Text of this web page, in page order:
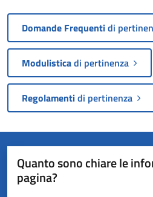
Domande Frequentidi
Modulisticadi pertinenza
Regolamentidi pertinenza
Quanto sono chiare le
pagina?